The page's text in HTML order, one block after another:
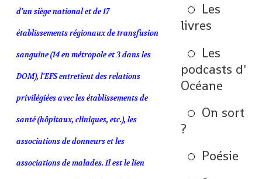
d'un siège national et de 17
établissements régionaux de transfusion
sanguine (14 en métropole et 3 dans les
DOM), l'EFS entretient des relations
privilégiées avec les établissements de
santé (hôpitaux, cliniques, etc.), les
associations de donneurs et les
associations de malades. Il est le lien
Les
livres
Les
podcasts d'
Océane
On sort
?
Poésie